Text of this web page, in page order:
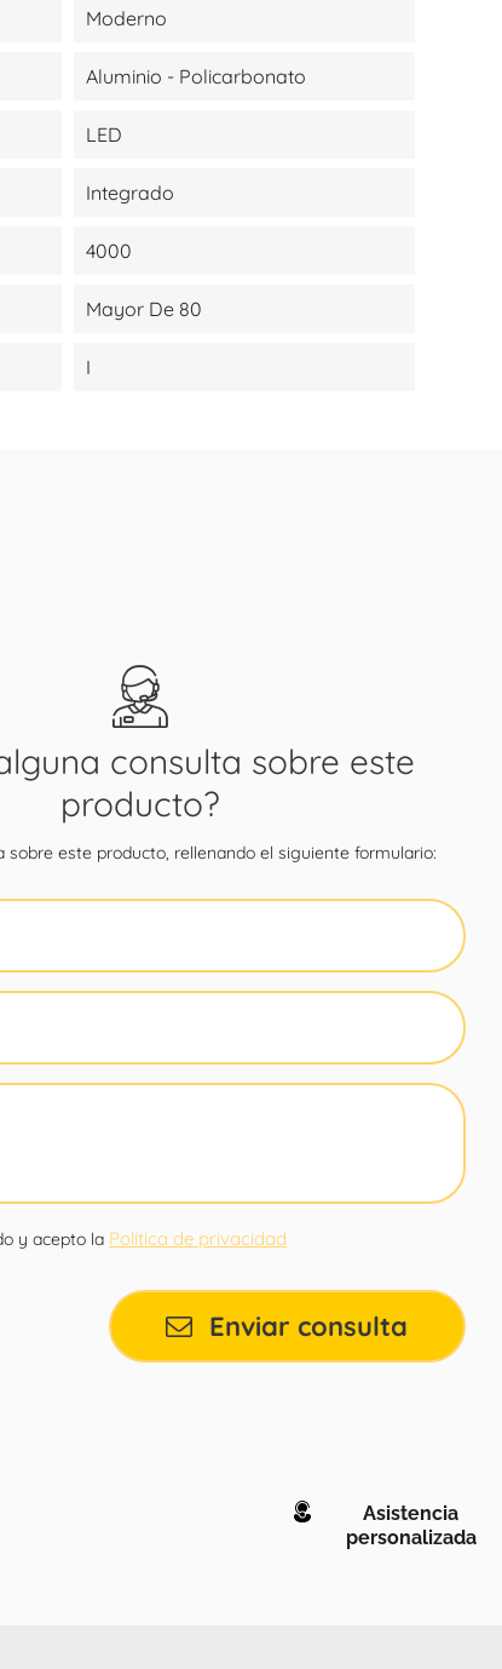
Moderno
Aluminio - Policarbonato
LED
Integrado
4000
Mayor De 80
I
consulta sobre este
producto?
sobre este producto, rellenando el siguiente formulario:
y acepto la Política de privacidad
Enviar consulta
Asistencia
personalizada